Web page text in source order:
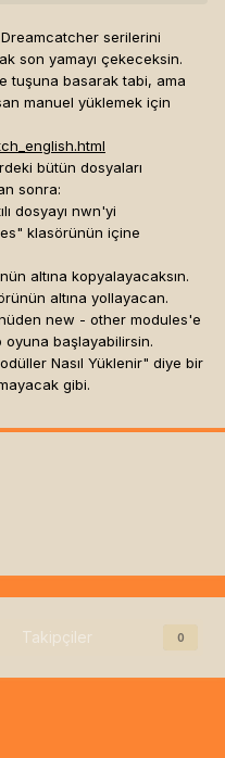
serilerini
son yamayı çekeceksin.
tuşuna basarak tabi, ama
manuel yüklemek için
bütün dosyaları
sonra:
dosyayı nwn'yi
klasörünün içine
altına kopyalayacaksın.
altına yollayacan.
new - other modules'e
başlayabilirsin.
Nasıl Yüklenir" diye bir
gibi.
Takipçiler 0